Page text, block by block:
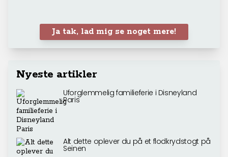
Ja tak, lad mig se noget mere!
Nyeste artikler
Uforglemmelig familieferie i Disneyland
Paris
Alt dette oplever du på et flodkrydstogt på
Seinen